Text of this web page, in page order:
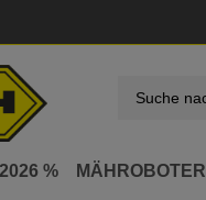
% MÄHROBOTER